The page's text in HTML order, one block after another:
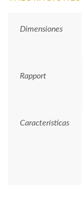
Dimensiones
Rapport
Características